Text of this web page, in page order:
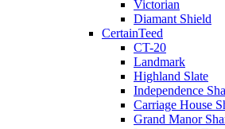
Victorian
Diamant Shield
CertainTeed
CT-20
Landmark
Highland Slate
Independence
Carriage House
Grand Manor